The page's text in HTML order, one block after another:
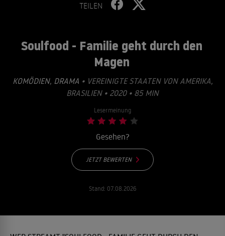
TEILEN
Soulfood - Familie geht durch den
Magen
KOMÖDIEN, DRAMA • VEREINIGTE STAATEN VON AMERIKA,
BRASILIEN • 2020 • 85 MIN
Lesermeinung
Gesehen?
JETZT BEWERTEN
Stand: 07.08.2026